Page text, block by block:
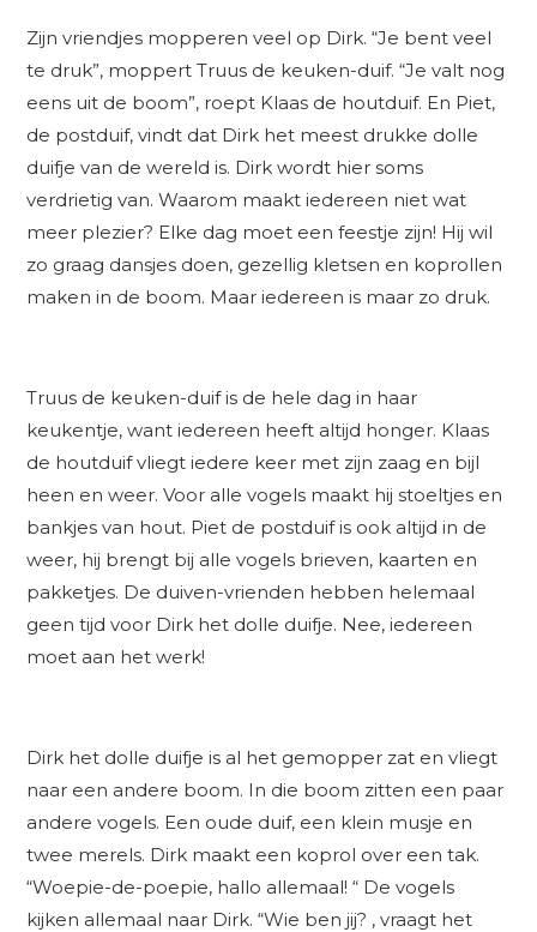
Zijn vriendjes mopperen veel op Dirk. “Je bent veel
te druk”, moppert Truus de keuken-duif. “Je valt nog
eens uit de boom”, roept Klaas de houtduif. En Piet,
de postduif, vindt dat Dirk het meest drukke dolle
duifje van de wereld is. Dirk wordt hier soms
verdrietig van. Waarom maakt iedereen niet wat
meer plezier? Elke dag moet een feestje zijn! Hij wil
zo graag dansjes doen, gezellig kletsen en koprollen
maken in de boom. Maar iedereen is maar zo druk.
Truus de keuken-duif is de hele dag in haar
keukentje, want iedereen heeft altijd honger. Klaas
de houtduif vliegt iedere keer met zijn zaag en bijl
heen en weer. Voor alle vogels maakt hij stoeltjes en
bankjes van hout. Piet de postduif is ook altijd in de
weer, hij brengt bij alle vogels brieven, kaarten en
pakketjes. De duiven-vrienden hebben helemaal
geen tijd voor Dirk het dolle duifje. Nee, iedereen
moet aan het werk!
Dirk het dolle duifje is al het gemopper zat en vliegt
naar een andere boom. In die boom zitten een paar
andere vogels. Een oude duif, een klein musje en
twee merels. Dirk maakt een koprol over een tak.
“Woepie-de-poepie, hallo allemaal! “ De vogels
kijken allemaal naar Dirk. “Wie ben jij? , vraagt het